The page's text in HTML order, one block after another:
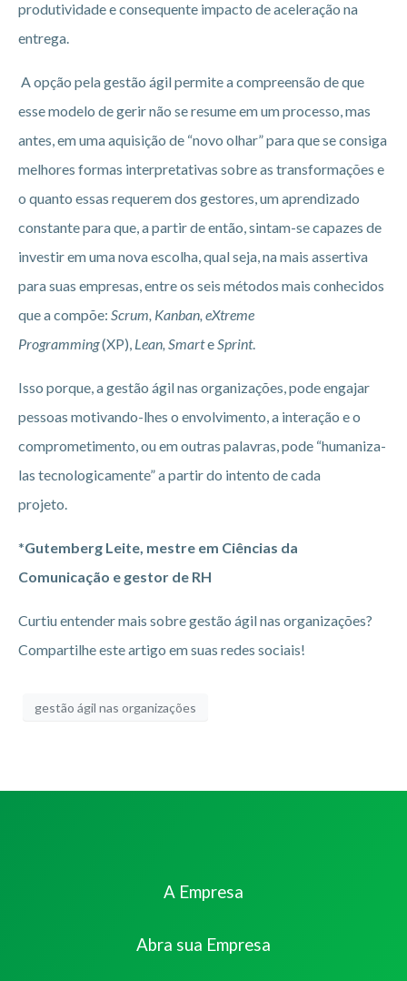
produtividade e consequente impacto de aceleração na
entrega.
A opção pela gestão ágil permite a compreensão de que
esse modelo de gerir não se resume em um processo, mas
antes, em uma aquisição de “novo olhar” para que se consiga
melhores formas interpretativas sobre as transformações e
o quanto essas requerem dos gestores, um aprendizado
constante para que, a partir de então, sintam-se capazes de
investir em uma nova escolha, qual seja, na mais assertiva
para suas empresas, entre os seis métodos mais conhecidos
que a compõe: Scrum, Kanban, eXtreme
Programming(XP), Lean, SmarteSprint.
Isso porque, a gestão ágil nas organizações, pode engajar
pessoas motivando-lhes o envolvimento, a interação e o
comprometimento, ou em outras palavras, pode “humaniza-
las tecnologicamente” a partir do intento de cada
projeto.
*Gutemberg Leite, mestre em Ciências da
Comunicação e gestor de RH
Curtiu entender mais sobre gestão ágil nas organizações?
Compartilhe este artigo em suas redes sociais!
gestão ágil nas organizações
A Empresa
Abra sua Empresa